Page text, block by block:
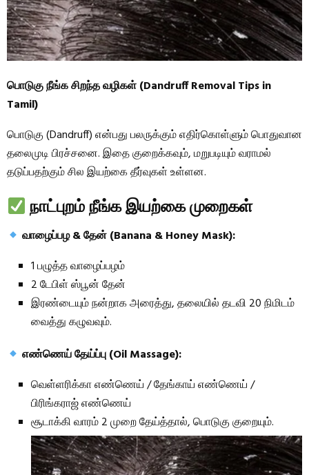
பொடுகு நீங்க சிறந்த வழிகள் (Dandruff Removal Tips in
Tamil)
பொடுகு (Dandruff) என்பது பலருக்கும் எதிர்கொள்ளும் பொதுவான
தலைமுடி பிரச்சனை. இதை குறைக்கவும், மறுபடியும் வராமல்
தடுப்பதற்கும் சில இயற்கை தீர்வுகள் உள்ளன.
நாட்புறம் நீங்க இயற்கை முறைகள்
வாழைப்பழ & தேன் (Banana & Honey Mask):
1 பழுத்த வாழைப்பழம்
2 டேபிள் ஸ்பூன் தேன்
இரண்டையும் நன்றாக அரைத்து, தலையில் தடவி 20 நிமிடம்
வைத்து கழுவவும்.
எண்ணெய் தேய்ப்பு (Oil Massage):
வெள்ளரிக்கா எண்ணெய் / தேங்காய் எண்ணெய் /
பிரிங்கராஜ் எண்ணெய்
சூடாக்கி வாரம் 2 முறை தேய்த்தால், பொடுகு குறையும்.